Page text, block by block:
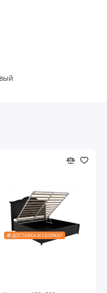
🎁 ДОСТАВКА И СБОРКА*